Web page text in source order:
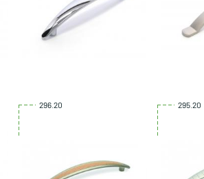
296.20 295.20